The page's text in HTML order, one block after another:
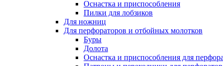
Оснастка и приспособления
Пилки для лобзиков
Для ножниц
Для перфораторов и отбойных молотков
Буры
Долота
Оснастка и приспособления для